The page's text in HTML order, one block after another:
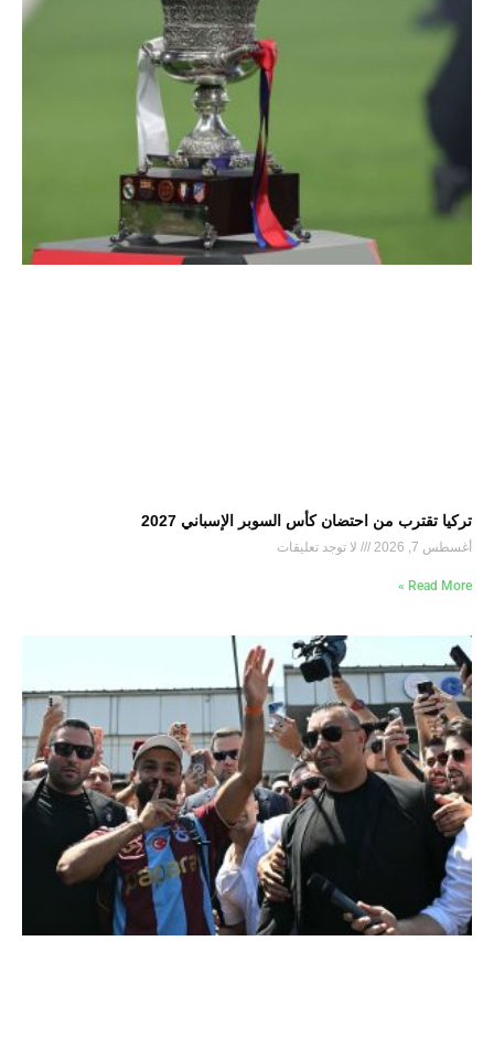
تركيا تقترب من احتضان كأس السوبر الإسباني 2027
أغسطس 7, 2026 لا توجد تعليقات
Read More »